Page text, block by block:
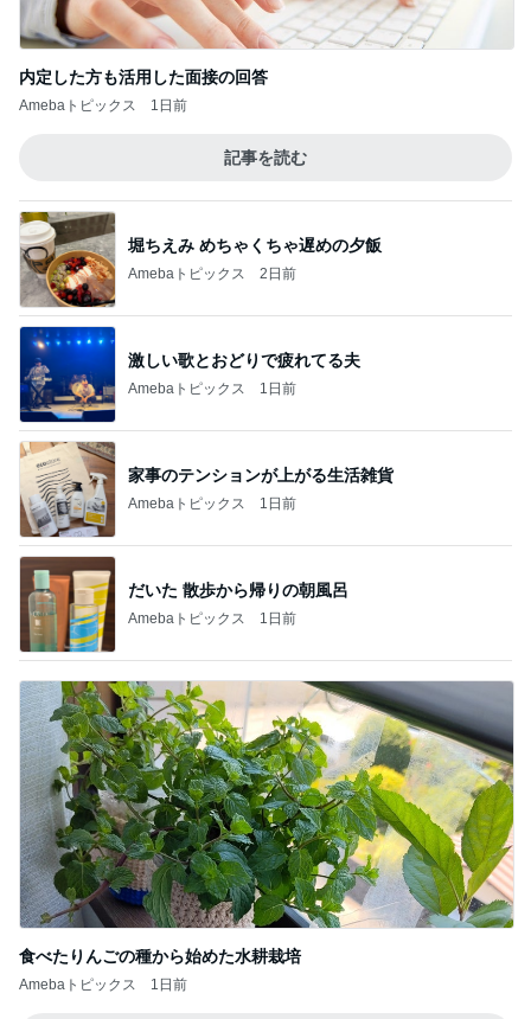
内定した方も活用した面接の回答
Amebaトピックス 1日前
記事を読む
堀ちえみ めちゃくちゃ遅めの夕飯
Amebaトピックス 2日前
激しい歌とおどりで疲れてる夫
Amebaトピックス 1日前
家事のテンションが上がる生活雑貨
Amebaトピックス 1日前
だいた 散歩から帰りの朝風呂
Amebaトピックス 1日前
食べたりんごの種から始めた水耕栽培
Amebaトピックス 1日前